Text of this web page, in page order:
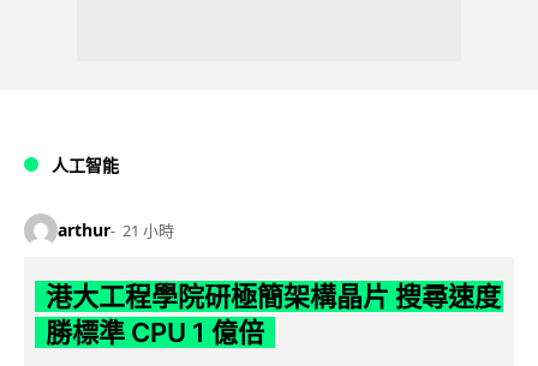
人工智能
arthur 21 小時
港大工程學院研極簡架構晶片 搜尋速度
勝標準 CPU 1 億倍